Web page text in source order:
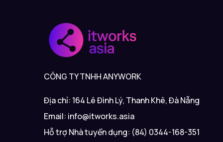
CÔNG TY TNHH ANYWORK
Địa chỉ: 164 Lê Đình Lý, Thanh Khê, Đà Nẵng
Email: info@itworks.asia
Hỗ trợ Nhà tuyển dụng: (84) 0344-168-351